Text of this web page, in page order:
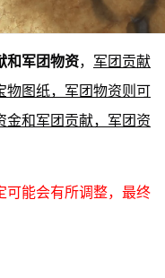
和军团物资， 军团贡献
物图纸，军团物资则可
金和军团贡献，军团资
可能会有所调整，最终